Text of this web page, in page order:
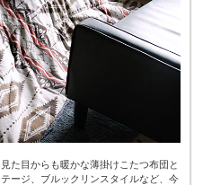
た目からも暖かな薄掛けこたつ布団と
ージ、ブルックリンスタイルなど、今